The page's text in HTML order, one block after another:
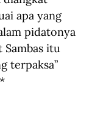
apa yang
pidatonya
itu
terpaksa”